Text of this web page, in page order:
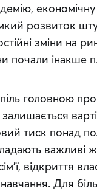
економічну
розвиток
зміни на
почали інакше
головною
тиск понад
важливі
відкриття
Для